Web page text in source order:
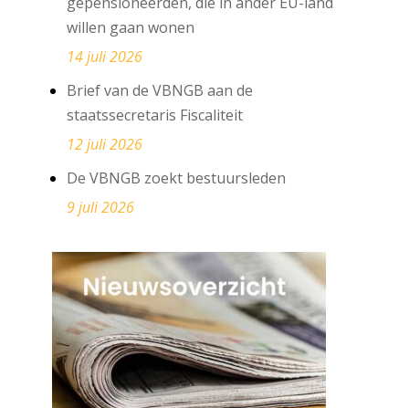
willen gaan wonen
14 juli 2026
Brief van de VBNGB aan de
staatssecretaris Fiscaliteit
12 juli 2026
De VBNGB zoekt bestuursleden
9 juli 2026